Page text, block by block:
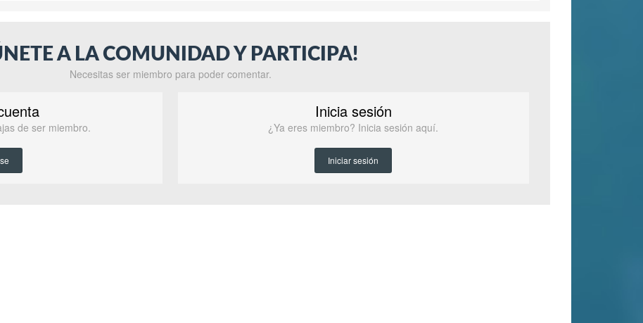
A LA COMUNIDAD Y PARTICIPA!
Necesitas ser miembro para poder comentar.
de ser miembro.
Inicia sesión
¿Ya eres miembro? Inicia sesión aquí.
Iniciar sesión